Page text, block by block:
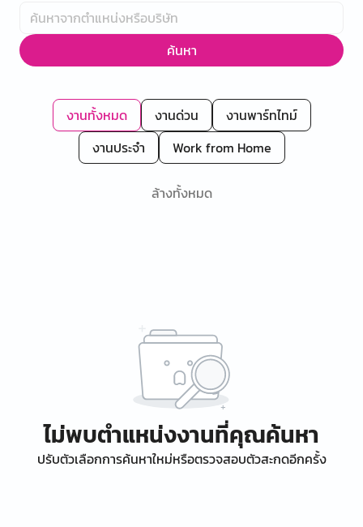
ค้นหา
งานทั้งหมด งานด่วน
งานพาร์ทไทม์
งานประจำ
Work from Home
ล้างทั้งหมด
ไม่พบตำแหน่งงานที่คุณค้นหา
ปรับตัวเลือกการค้นหาใหม่หรือตรวจสอบตัวสะกดอีกครั้ง